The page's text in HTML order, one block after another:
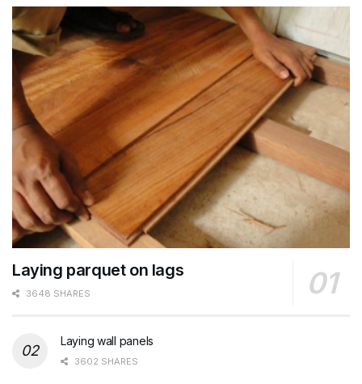
Laying parquet on lags
3648 SHARES
Laying wall panels
3602 SHARES